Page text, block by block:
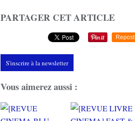
PARTAGER CET ARTICLE
Repost
S'inscrire à la newsletter
Vous aimerez aussi :